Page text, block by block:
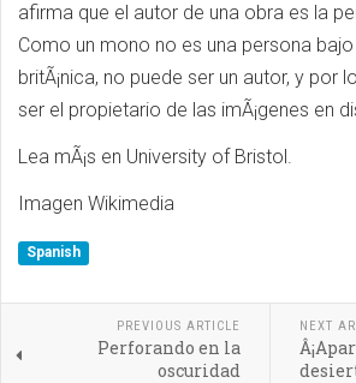
afirma que el autor de una obra es la
Como un mono no es una persona bajo
britÃ¡nica, no puede ser un autor, y por
ser el propietario de las imÃ¡genes en
Lea mÃ¡s en University of Bristol.
Imagen Wikimedia
Spanish
PREVIOUS ARTICLE
Perforando en la
oscuridad
NEXT